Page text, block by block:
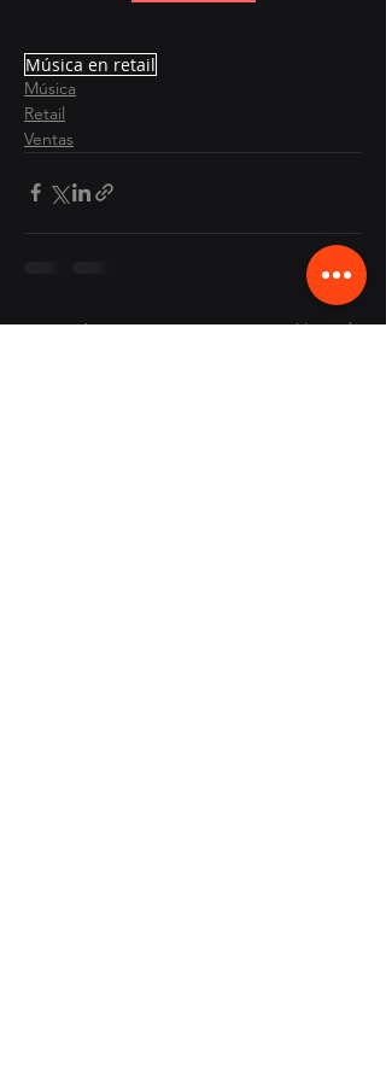
Música en retail
Música
Retail
Ventas
Entradas recientes Ver todo